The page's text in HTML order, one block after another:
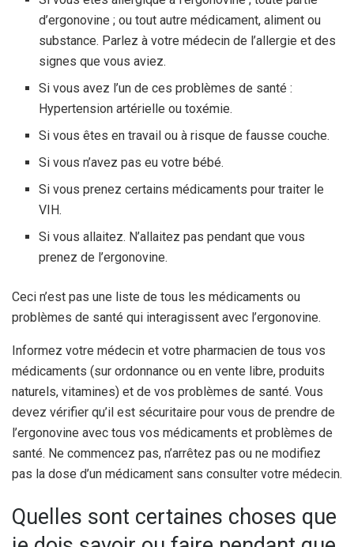
d’ergonovine ; ou tout autre médicament, aliment ou
substance. Parlez à votre médecin de l’allergie et des
signes que vous aviez.
Si vous avez l’un de ces problèmes de santé :
Hypertension artérielle ou toxémie.
Si vous êtes en travail ou à risque de fausse couche.
Si vous n’avez pas eu votre bébé.
Si vous prenez certains médicaments pour traiter le
VIH.
Si vous allaitez. N’allaitez pas pendant que vous
prenez de l’ergonovine.
Ceci n’est pas une liste de tous les médicaments ou
problèmes de santé qui interagissent avec l’ergonovine.
Informez votre médecin et votre pharmacien de tous vos
médicaments (sur ordonnance ou en vente libre, produits
naturels, vitamines) et de vos problèmes de santé. Vous
devez vérifier qu’il est sécuritaire pour vous de prendre de
l’ergonovine avec tous vos médicaments et problèmes de
santé. Ne commencez pas, n’arrêtez pas ou ne modifiez
pas la dose d’un médicament sans consulter votre médecin.
Quelles sont certaines choses que